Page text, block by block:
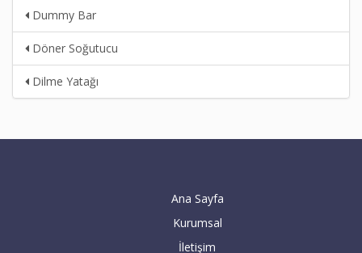
Dummy Bar
Döner Soğutucu
Dilme Yatağı
Ana Sayfa
Kurumsal
İletişim